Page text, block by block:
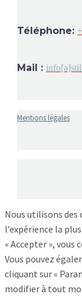
Téléphone:
Mail :
Mentions légales
Nous utilisons
l’expérience la
« Accepter », vous
Vous pouvez
cliquant sur «
modifier à tout